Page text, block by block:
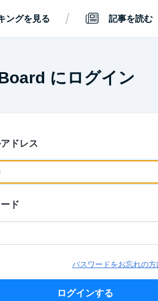
ングを見る / 記事を読む
にログイン
ドレス
ド
パスワードをお忘れの方
ログインする